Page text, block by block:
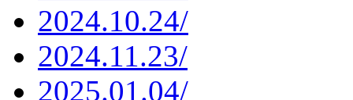
2024.10.24/
2024.11.23/
2025.01.04/